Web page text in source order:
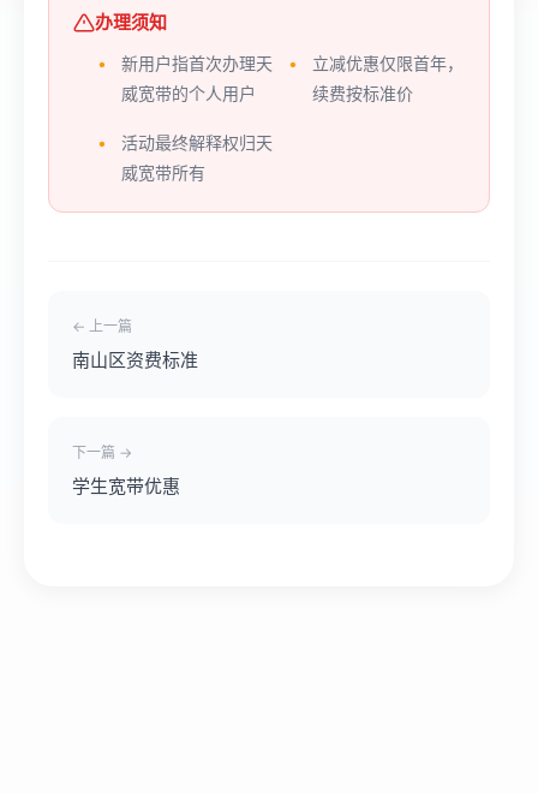
办理须知
新用户指首次办理天
威宽带的个人用户
立减优惠仅限首年，
续费按标准价
活动最终解释权归天
威宽带所有
← 上一篇
南山区资费标准
下一篇 →
学生宽带优惠